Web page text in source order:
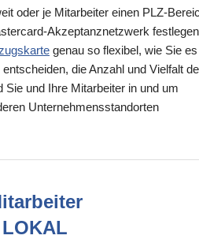
oder je Mitarbeiter einen PLZ-
Akzeptanznetzwerk
genau so flexibel, wie Sie es
die Anzahl und Vielfalt
und Ihre Mitarbeiter in und um
Unternehmensstandorten
LOKAL